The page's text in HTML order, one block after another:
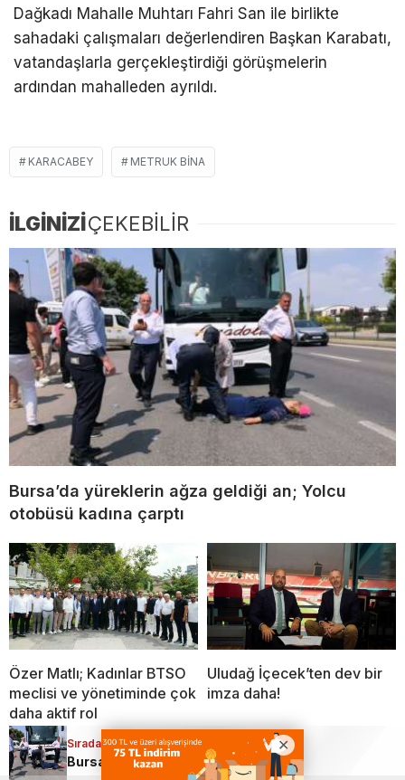
Dağkadı Mahalle Muhtarı Fahri San ile birlikte
sahadaki çalışmaları değerlendiren Başkan Karabatı,
vatandaşlarla gerçekleştirdiği görüşmelerin
ardından mahalleden ayrıldı.
KARACABEY METRUK BINA
İLGİNİZİÇEKEBİLİR
Bursa’da yüreklerin ağza geldiği an; Yolcu
otobüsü kadına çarptı
Özer Matlı; Kadınlar BTSO
meclisi ve yönetiminde çok
daha aktif rol
Uludağ İçecek’ten dev bir
imza daha!
Sıradaki Haber
Bursa’da yüreklerin ağza geldiği an; Yolcu otobüsü kadına çarptı